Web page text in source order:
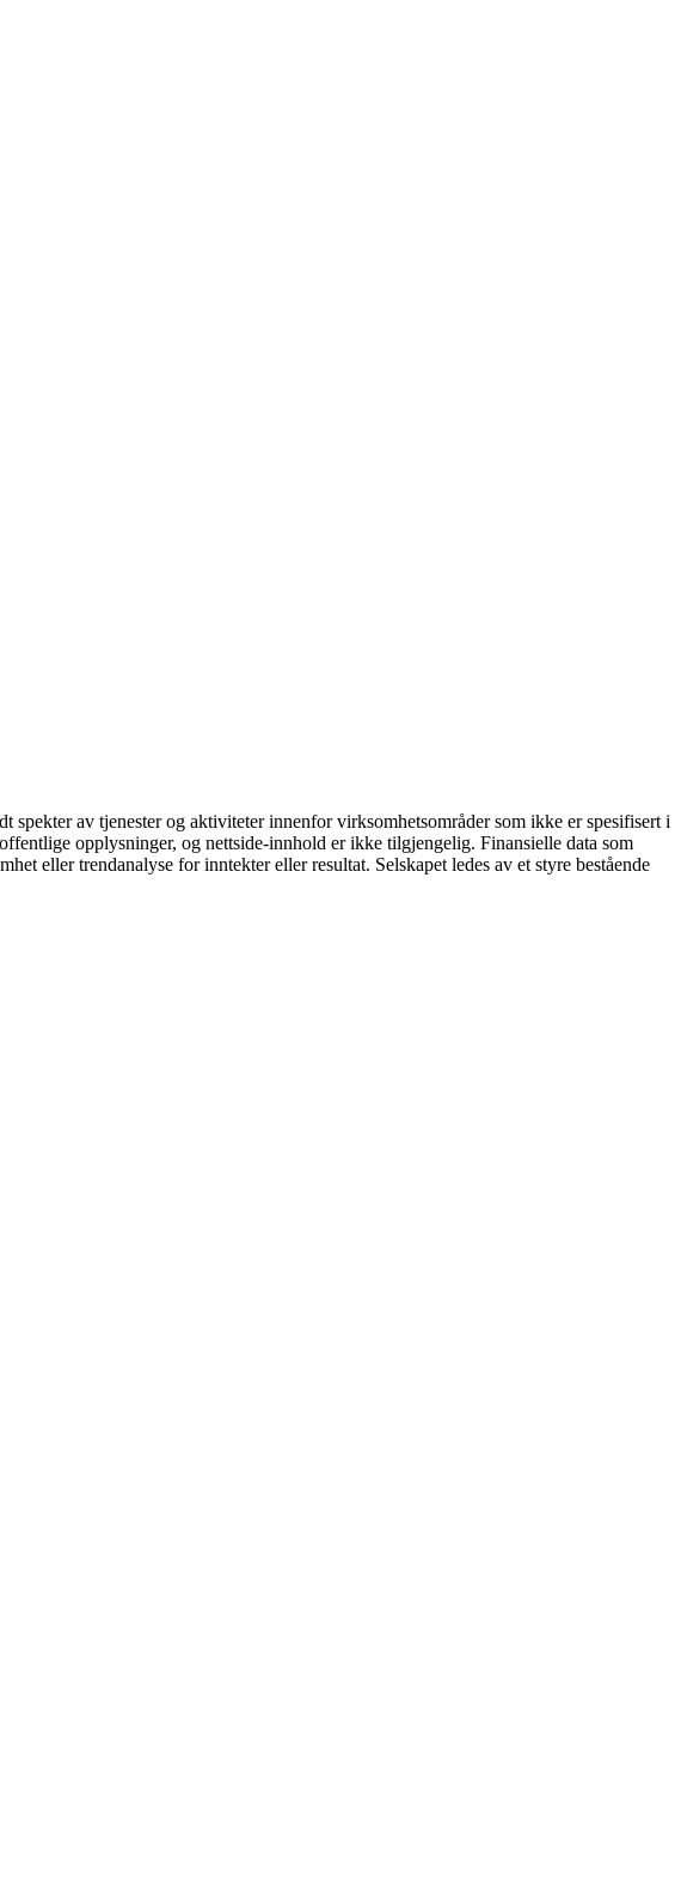
av tjenester og aktiviteter innenfor virksomhetsområder som ikke er spesifisert i
opplysninger, og nettside-innhold er ikke tilgjengelig. Finansielle data som
eller trendanalyse for inntekter eller resultat. Selskapet ledes av et styre bestående